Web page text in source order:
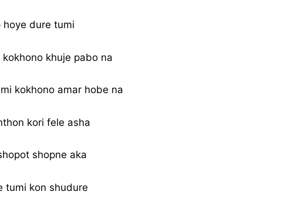
hoye dure tumi
kokhono khuje pabo na
kokhono amar hobe na
kori fele asha
shopne aka
tumi kon shudure